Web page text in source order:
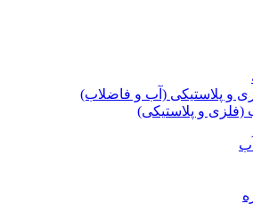
و پلاستیکی (آب و فاضلاب)
و پلاستیکی)